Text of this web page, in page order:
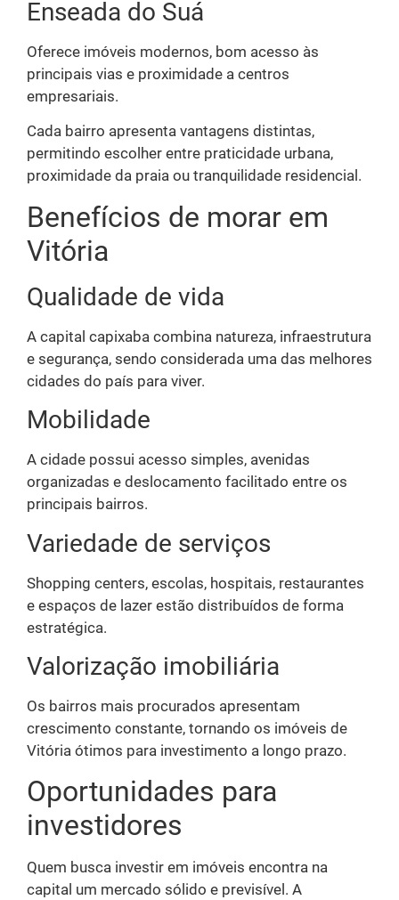
Enseada do Suá
Oferece imóveis modernos, bom acesso às
principais vias e proximidade a centros
empresariais.
Cada bairro apresenta vantagens distintas,
permitindo escolher entre praticidade urbana,
proximidade da praia ou tranquilidade residencial.
Benefícios de morar em
Vitória
Qualidade de vida
A capital capixaba combina natureza, infraestrutura
e segurança, sendo considerada uma das melhores
cidades do país para viver.
Mobilidade
A cidade possui acesso simples, avenidas
organizadas e deslocamento facilitado entre os
principais bairros.
Variedade de serviços
Shopping centers, escolas, hospitais, restaurantes
e espaços de lazer estão distribuídos de forma
estratégica.
Valorização imobiliária
Os bairros mais procurados apresentam
crescimento constante, tornando os imóveis de
Vitória ótimos para investimento a longo prazo.
Oportunidades para
investidores
Quem busca investir em imóveis encontra na
capital um mercado sólido e previsível. A